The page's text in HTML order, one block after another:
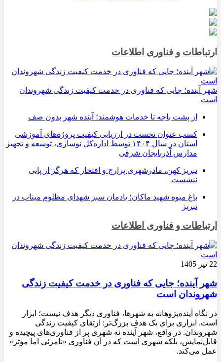
ارتباطات و فناوری اطلاعات
شهر آینده؛ جایی که فناوری در خدمت کیفیت زندگی شهروندان
است
از پشت باجه تا خدمات هوشمند؛ آینده شهر بدون صف
کسب عنوان نخست در ارزیابی کیفیت پروژه‌های آموزشی
استان در سال ۱۴۰۴ توسط اداره‌کل نوسازی، توسعه و تجهیز
مدارس آذربایجان شرقی
تبریز کهن، مادرشهری پرارج و افتخار که هرگز از پایی
ننشست
باغ میوه شهید ماکان؛ یادمان سبز شهدای مظلوم میناب در
تبریز
ارتباطات و فناوری اطلاعات
22 تیر 1405
شهر آینده؛ جایی که فناوری در خدمت کیفیت زندگی
شهروندان است
در نگاه آینده‌پژوهانه به شهرها، فناوری دیگر هدف نیست؛ ابزار
است. ابزاری برای یک هدف بزرگ‌تر: ارتقای کیفیت زندگی
شهروندان. در واقع، شهر آینده نه شهری پر از فناوری‌های پیچیده و
قابل‌نمایش، بلکه شهری است که در آن فناوری «نامرئی اما مؤثر»
عمل می‌کند.